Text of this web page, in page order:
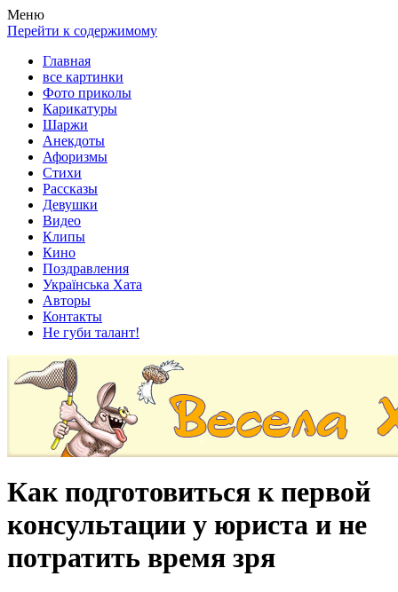
Весела хата — прикольные картинки, смешные истории,
клипы!
Покажем всем ваши фото приколы, карикатуры, шаржи, стихи,
рассказы, видео и песни!
Меню
Перейти к содержимому
Главная
все картинки
Фото приколы
Карикатуры
Шаржи
Анекдоты
Афоризмы
Стихи
Рассказы
Девушки
Видео
Клипы
Кино
Поздравления
Українська Хата
Авторы
Контакты
Не губи талант!
Как подготовиться к первой
консультации у юриста и не
потратить время зря